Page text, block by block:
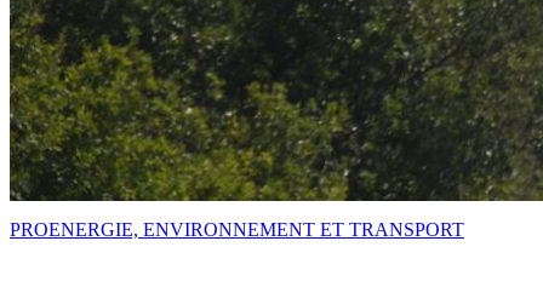
PROENERGIE, ENVIRONNEMENT ET TRANSPORT